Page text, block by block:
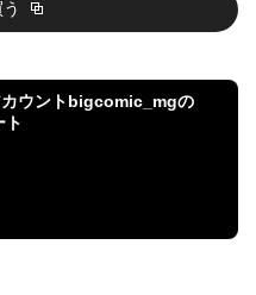
カウントbigcomic_mgの
ト